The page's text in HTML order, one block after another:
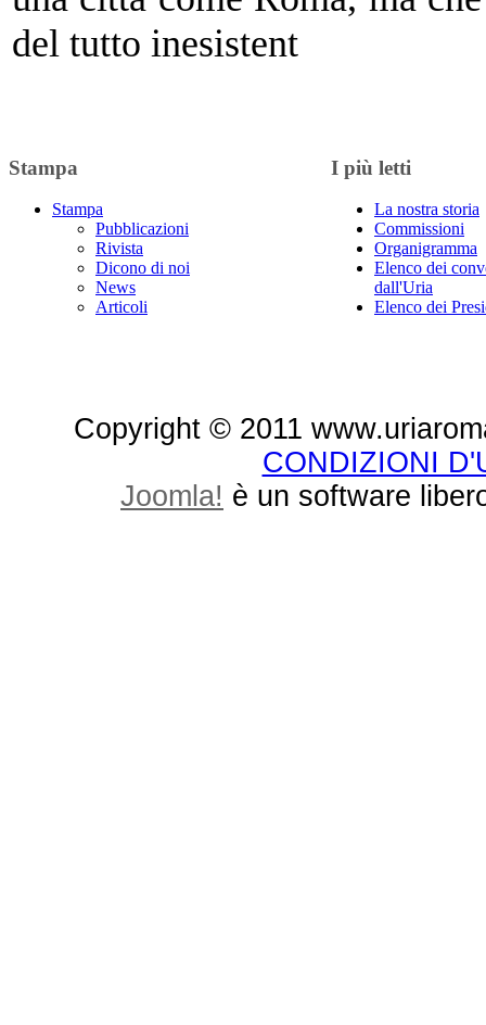
del tutto inesistent
Stampa
Stampa
Pubblicazioni
Rivista
Dicono di noi
News
Articoli
I più letti
La nostra storia
Commissioni
Organigramma
Elenco dei
dall'Uria
Elenco dei
Copyright © 2011
CONDIZIONI
Joomla! è un software